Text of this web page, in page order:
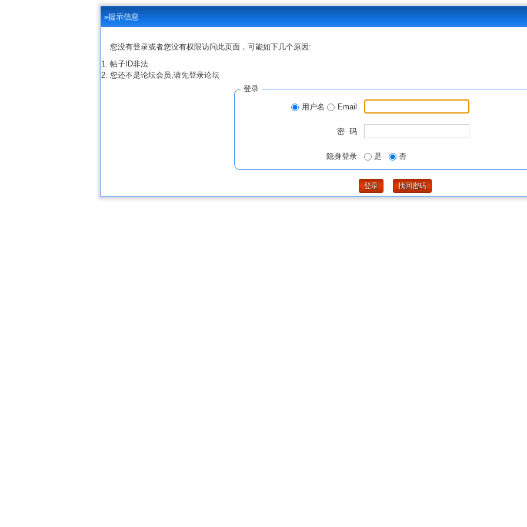
»提示信息
您没有登录或者您没有权限访问此页面，可能如下几个原因:
帖子ID非法
您还不是论坛会员,请先登录论坛
登录
用户名 Email
密 码
隐身登录 是 否